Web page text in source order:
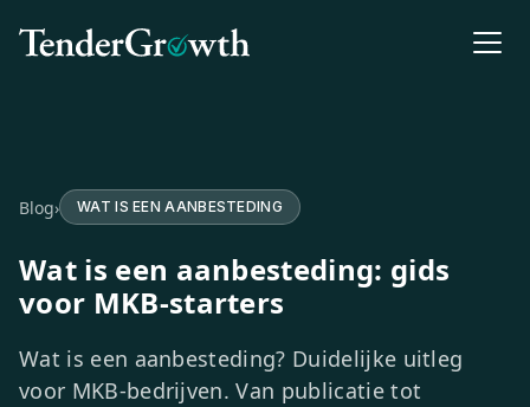
Blog› WAT IS EEN AANBESTEDING
Wat is een aanbesteding: gids
voor MKB-starters
Wat is een aanbesteding? Duidelijke uitleg
voor MKB-bedrijven. Van publicatie tot